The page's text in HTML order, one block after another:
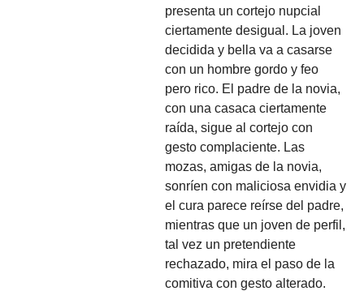
presenta un cortejo nupcial
ciertamente desigual. La joven
decidida y bella va a casarse
con un hombre gordo y feo
pero rico. El padre de la novia,
con una casaca ciertamente
raída, sigue al cortejo con
gesto complaciente. Las
mozas, amigas de la novia,
sonríen con maliciosa envidia y
el cura parece reírse del padre,
mientras que un joven de perfil,
tal vez un pretendiente
rechazado, mira el paso de la
comitiva con gesto alterado.